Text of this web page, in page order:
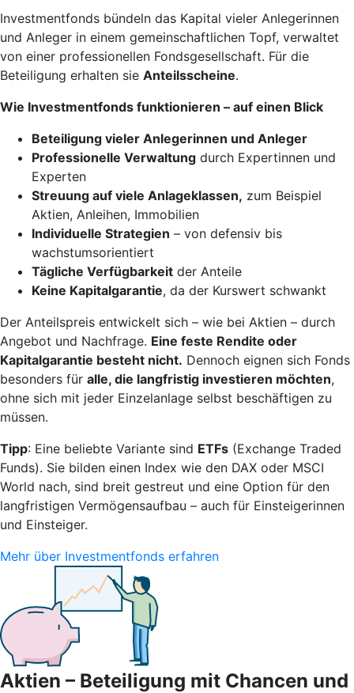
Investmentfonds bündeln das Kapital vieler Anlegerinnen
und Anleger in einem gemeinschaftlichen Topf, verwaltet
von einer professionellen Fondsgesellschaft. Für die
Beteiligung erhalten sie Anteilsscheine.
Wie Investmentfonds funktionieren – auf einen Blick
Beteiligung vieler Anlegerinnen und Anleger
Professionelle Verwaltung durch Expertinnen und
Experten
Streuung auf viele Anlageklassen, zum Beispiel
Aktien, Anleihen, Immobilien
Individuelle Strategien – von defensiv bis
wachstumsorientiert
Tägliche Verfügbarkeit der Anteile
Keine Kapitalgarantie, da der Kurswert schwankt
Der Anteilspreis entwickelt sich – wie bei Aktien – durch
Angebot und Nachfrage. Eine feste Rendite oder
Kapitalgarantie besteht nicht. Dennoch eignen sich Fonds
besonders für alle, die langfristig investieren möchten,
ohne sich mit jeder Einzelanlage selbst beschäftigen zu
müssen.
Tipp: Eine beliebte Variante sind ETFs (Exchange Traded
Funds). Sie bilden einen Index wie den DAX oder MSCI
World nach, sind breit gestreut und eine Option für den
langfristigen Vermögensaufbau – auch für Einsteigerinnen
und Einsteiger.
Mehr über Investmentfonds erfahren
Aktien – Beteiligung mit Chancen und